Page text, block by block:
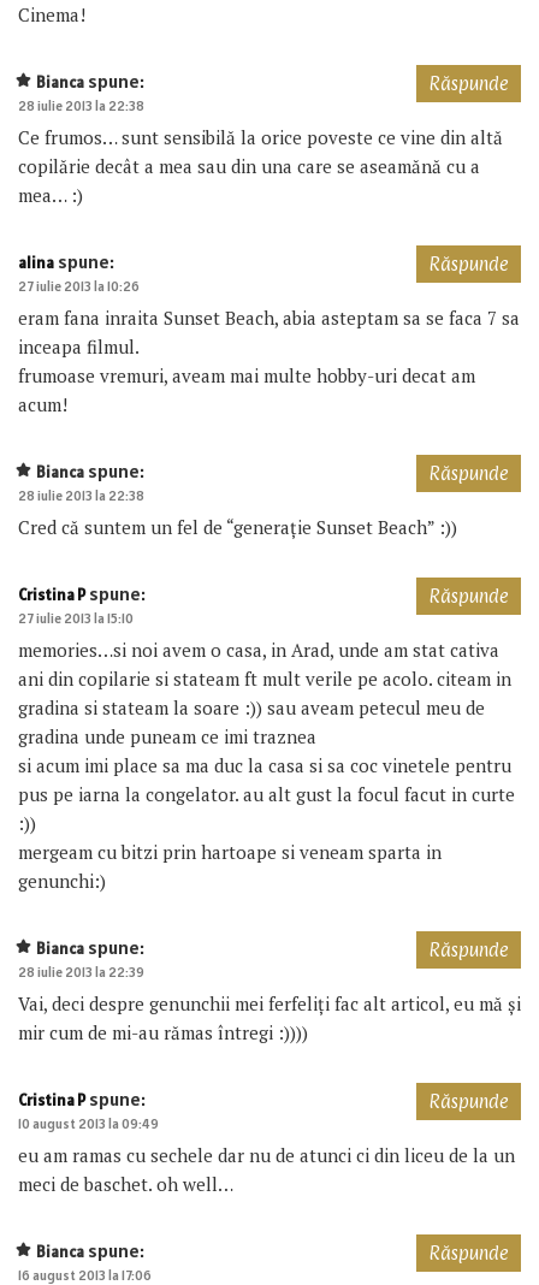
Cinema!
Bianca spune:
28 iulie 2013 la 22:38
Ce frumos… sunt sensibilă la orice poveste ce vine din altă
copilărie decât a mea sau din una care se aseamănă cu a
mea… :)
Răspunde
alina spune:
27 iulie 2013 la 10:26
eram fana inraita Sunset Beach, abia asteptam sa se faca 7 sa
inceapa filmul.
frumoase vremuri, aveam mai multe hobby-uri decat am
acum!
Răspunde
Bianca spune:
28 iulie 2013 la 22:38
Cred că suntem un fel de “generație Sunset Beach” :))
Răspunde
Cristina P spune:
27 iulie 2013 la 15:10
memories…si noi avem o casa, in Arad, unde am stat cativa
ani din copilarie si stateam ft mult verile pe acolo. citeam in
gradina si stateam la soare :)) sau aveam petecul meu de
gradina unde puneam ce imi traznea
si acum imi place sa ma duc la casa si sa coc vinetele pentru
pus pe iarna la congelator. au alt gust la focul facut in curte
:))
mergeam cu bitzi prin hartoape si veneam sparta in
genunchi:)
Răspunde
Bianca spune:
28 iulie 2013 la 22:39
Vai, deci despre genunchii mei ferfeliți fac alt articol, eu mă și
mir cum de mi-au rămas întregi :))))
Răspunde
Cristina P spune:
10 august 2013 la 09:49
eu am ramas cu sechele dar nu de atunci ci din liceu de la un
meci de baschet. oh well…
Răspunde
Bianca spune:
16 august 2013 la 17:06
Răspunde